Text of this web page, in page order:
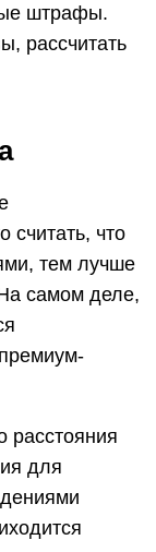
штрафы.
рассчитать
считать, что
тем лучше
самом деле,
расстояния
для